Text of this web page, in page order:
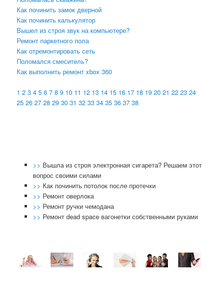
Как починить замок дверной
Как починить калькулятор
Вышел из строя звук на компьютере?
Ремонт паркетного пола
Как отремонтировать сеть
Поломался смеситель?
Как выполнить ремонт xbox 360
1 2 3 4 5 6 7 8 9 10 11 12 13 14 15 16 17 18 19 20 21 22 23 24
25 26 27 28 29 30 31 32 33 34 35 36 37 38
>> Вышла из строя электронная сигарета? Решаем этот
вопрос своими силами
>> Как починить потолок после протечки
>> Ремонт оверлока
>> Ремонт ручки чемодана
>> Ремонт dead space вагонетки собственными руками